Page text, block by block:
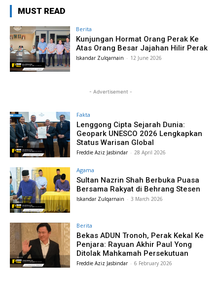
MUST READ
Berita
Kunjungan Hormat Orang Perak Ke
Atas Orang Besar Jajahan Hilir Perak
Iskandar Zulqarnain - 12 June 2026
- Advertisement -
Fakta
Lenggong Cipta Sejarah Dunia:
Geopark UNESCO 2026 Lengkapkan
Status Warisan Global
Freddie Aziz Jasbindar - 28 April 2026
Agama
Sultan Nazrin Shah Berbuka Puasa
Bersama Rakyat di Behrang Stesen
Iskandar Zulqarnain - 3 March 2026
Berita
Bekas ADUN Tronoh, Perak Kekal Ke
Penjara: Rayuan Akhir Paul Yong
Ditolak Mahkamah Persekutuan
Freddie Aziz Jasbindar - 6 February 2026